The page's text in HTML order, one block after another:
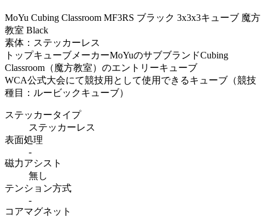
MoYu Cubing Classroom MF3RS ブラック 3x3x3キューブ 魔方
教室 Black
素体：ステッカーレス
トップキューブメーカーMoYuのサブブランドCubing
Classroom（魔方教室）のエントリーキューブ
WCA公式大会にて競技用として使用できるキューブ（競技
種目：ルービックキューブ）
ステッカータイプ
ステッカーレス
表面処理
-
磁力アシスト
無し
テンション方式
-
コアマグネット